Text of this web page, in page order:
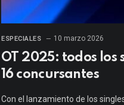
ESPECIALES 10 marzo 2026
OT 2025: todos los
16 concursantes
Con el lanzamiento de los